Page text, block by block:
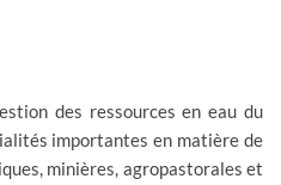
des ressources en eau du
importantes en matière de
minières, agropastorales et